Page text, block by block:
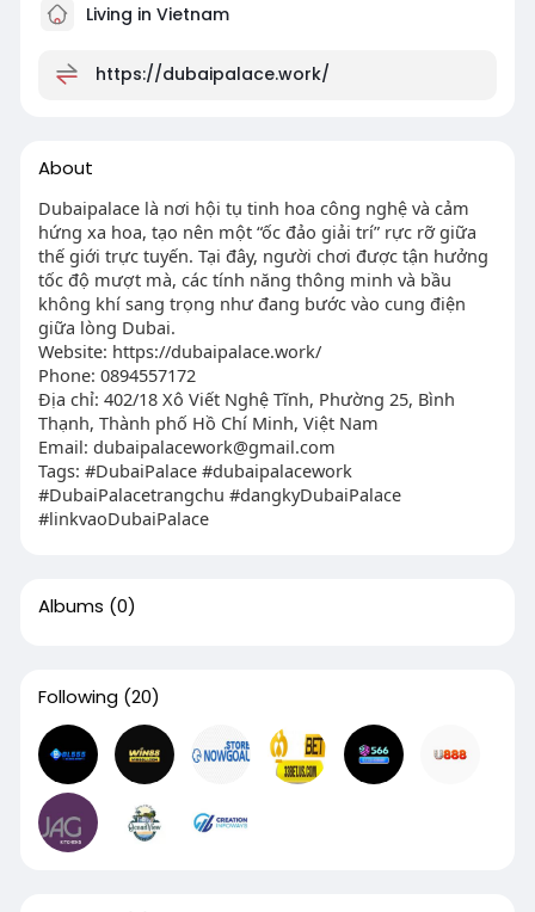
Living in Vietnam
https://dubaipalace.work/
About
Dubaipalace là nơi hội tụ tinh hoa công nghệ và cảm
hứng xa hoa, tạo nên một “ốc đảo giải trí” rực rỡ giữa
thế giới trực tuyến. Tại đây, người chơi được tận hưởng
tốc độ mượt mà, các tính năng thông minh và bầu
không khí sang trọng như đang bước vào cung điện
giữa lòng Dubai.
Website: https://dubaipalace.work/
Phone: 0894557172
Địa chỉ: 402/18 Xô Viết Nghệ Tĩnh, Phường 25, Bình
Thạnh, Thành phố Hồ Chí Minh, Việt Nam
Email: dubaipalacework@gmail.com
Tags: #DubaiPalace #dubaipalacework
#DubaiPalacetrangchu #dangkyDubaiPalace
#linkvaoDubaiPalace
Albums (0)
Following (20)